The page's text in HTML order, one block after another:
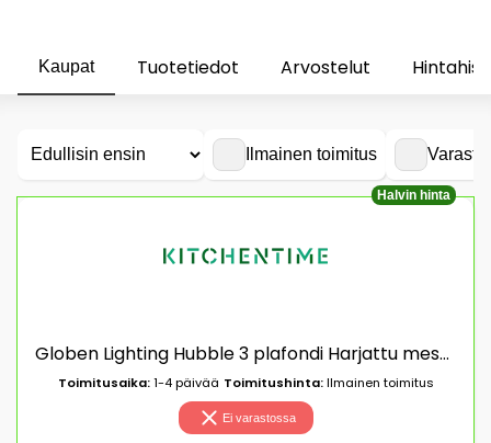
Kaupat Tuotetiedot Arvostelut
Ilmainen toimitus
Halvin hinta
Globen Lighting Hubble 3 plafondi Harjattu messinki
Toimitusaika:1-4 päivää Toimitushinta:Ilmainen toimitus
Ei varastossa